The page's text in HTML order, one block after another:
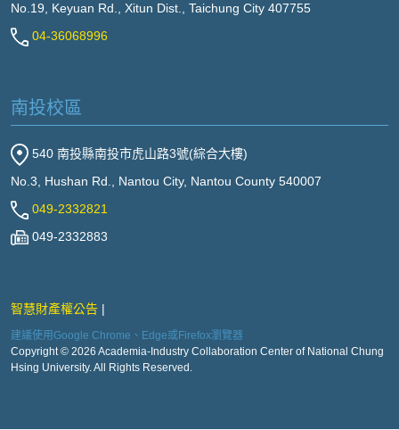
No.19, Keyuan Rd., Xitun Dist., Taichung City 407755
04-36068996
南投校區
540 南投縣南投市虎山路3號(綜合大樓)
No.3, Hushan Rd., Nantou City, Nantou County 540007
049-2332821
049-2332883
智慧財產權公告
建議使用Google Chrome、Edge或Firefox瀏覽器
Copyright © 2026 Academia-Industry Collaboration Center of National Chung
Hsing University. All Rights Reserved.